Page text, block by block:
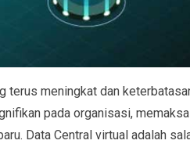
terus meningkat dan
pada organisasi,
Data Central virtual adalah